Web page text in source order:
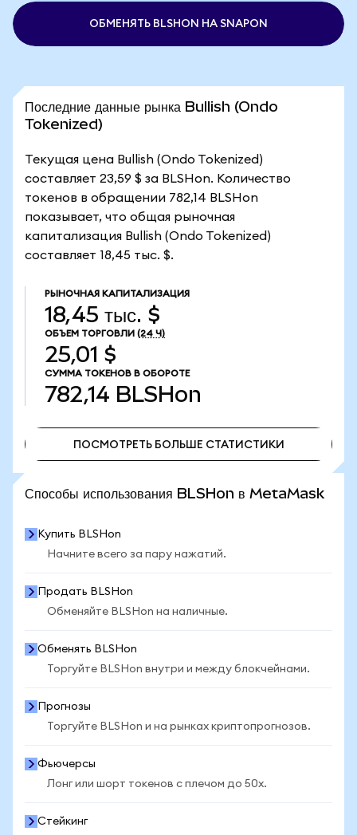
ОБМЕНЯТЬ BLSHON НА SNAPON
Последние данные рынка Bullish (Ondo
Tokenized)
Текущая цена Bullish (Ondo Tokenized)
составляет 23,59 $ за BLSHon. Количество
токенов в обращении 782,14 BLSHon
показывает, что общая рыночная
капитализация Bullish (Ondo Tokenized)
составляет 18,45 тыс. $.
РЫНОЧНАЯ КАПИТАЛИЗАЦИЯ
18,45 тыс. $
ОБЪЕМ ТОРГОВЛИ (24 Ч)
25,01 $
СУММА ТОКЕНОВ В ОБОРОТЕ
782,14 BLSHon
ПОСМОТРЕТЬ БОЛЬШЕ СТАТИСТИКИ
Способы использования BLSHon в MetaMask
Купить BLSHon
Начните всего за пару нажатий.
Продать BLSHon
Обменяйте BLSHon на наличные.
Обменять BLSHon
Торгуйте BLSHon внутри и между блокчейнами.
Прогнозы
Торгуйте BLSHon и на рынках криптопрогнозов.
Фьючерсы
Лонг или шорт токенов с плечом до 50x.
Стейкинг